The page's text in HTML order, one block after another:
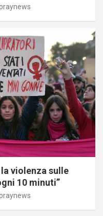
violenza sulle
10 minuti”